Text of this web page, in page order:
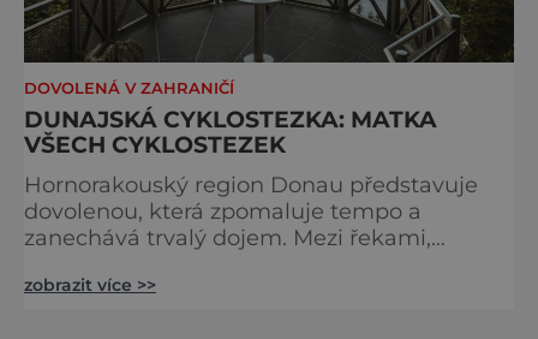
DOVOLENÁ V ZAHRANIČÍ
DUNAJSKÁ CYKLOSTEZKA: MATKA
VŠECH CYKLOSTEZEK
Hornorakouský region Donau představuje
dovolenou, která zpomaluje tempo a
zanechává trvalý dojem. Mezi řekami,
propojují pohyb, příroda, gastronomie a
zobrazit více >>